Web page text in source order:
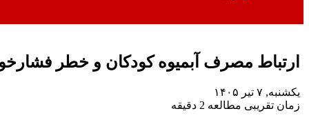
ارتباط مصرف آبمیوه کودکان و خطر
یکشنبه, ۷ تیر ۱۴۰۵
زمان تقریبی مطالعه 2 دقیقه